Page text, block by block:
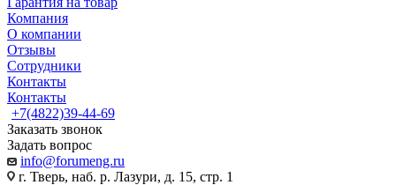
Компания
О компании
Отзывы
Сотрудники
Контакты
Контакты
+7(4822)39-44-69
Заказать звонок
Задать вопрос
info@forumeng.ru
г. Тверь, наб. р. Лазури, д. 15, стр. 1